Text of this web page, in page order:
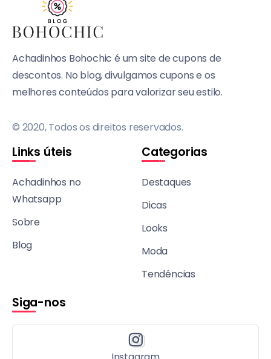
Achadinhos Bohochic é um site de cupons de
descontos. No blog, divulgamos cupons e os
melhores conteúdos para valorizar seu estilo.
© 2020, Todos os direitos reservados.
Links úteis
Achadinhos no
Whatsapp
Sobre
Blog
Categorias
Destaques
Dicas
Looks
Moda
Tendências
Siga-nos